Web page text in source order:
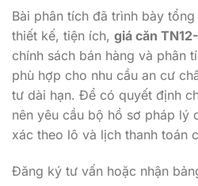
Bài phân tích đã trình bày tổng
thiết kế, tiện ích, giá căn
chính sách bán hàng và phân
phù hợp cho nhu cầu an cư
tư dài hạn. Để có quyết định
nên yêu cầu bộ hồ sơ pháp lý
xác theo lô và lịch thanh toán
Đăng ký tư vấn hoặc nhận